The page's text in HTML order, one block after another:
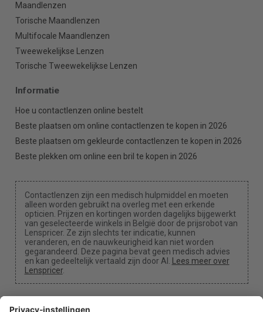
Maandlenzen
Torische Maandlenzen
Multifocale Maandlenzen
Tweewekelijkse Lenzen
Torische Tweewekelijkse Lenzen
Informatie
Hoe u contactlenzen online bestelt
Beste plaatsen om online contactlenzen te kopen in 2026
Beste plaatsen om gekleurde contactlenzen te kopen in 2026
Beste plekken om online een bril te kopen in 2026
Contactlenzen zijn een medisch hulpmiddel en moeten
alleen worden gebruikt na overleg met een erkende
opticien. Prijzen en kortingen worden dagelijks bijgewerkt
van geselecteerde winkels in België door de prijsrobot van
Lenspricer. Ze zijn slechts ter indicatie, kunnen
veranderen, en de nauwkeurigheid kan niet worden
gegarandeerd. Deze pagina bevat geen medisch advies
en kan gedeeltelijk vertaald zijn door AI. Lees meer over
Lenspricer.